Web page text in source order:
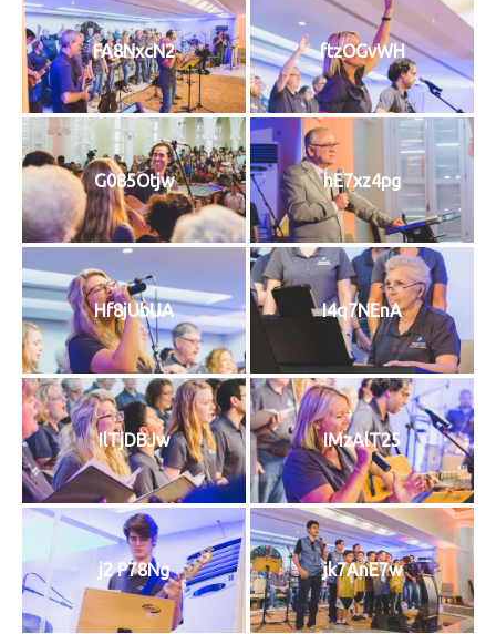
FA8NxcN2 ftzOGvWH
G085Otjw hE7xz4pg
Hf8jUbUA I4q7NEnA
IlTjDBJw IMzAlT25
j2 P78Ng jk7AnE7w